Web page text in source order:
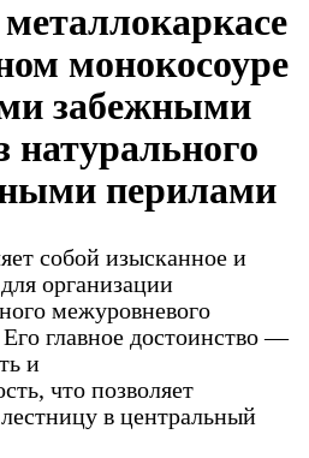
монокосоуре
забежными
натурального
перилами
собой изысканное и
организации
межуровневого
главное достоинство —
и
что позволяет
в центральный